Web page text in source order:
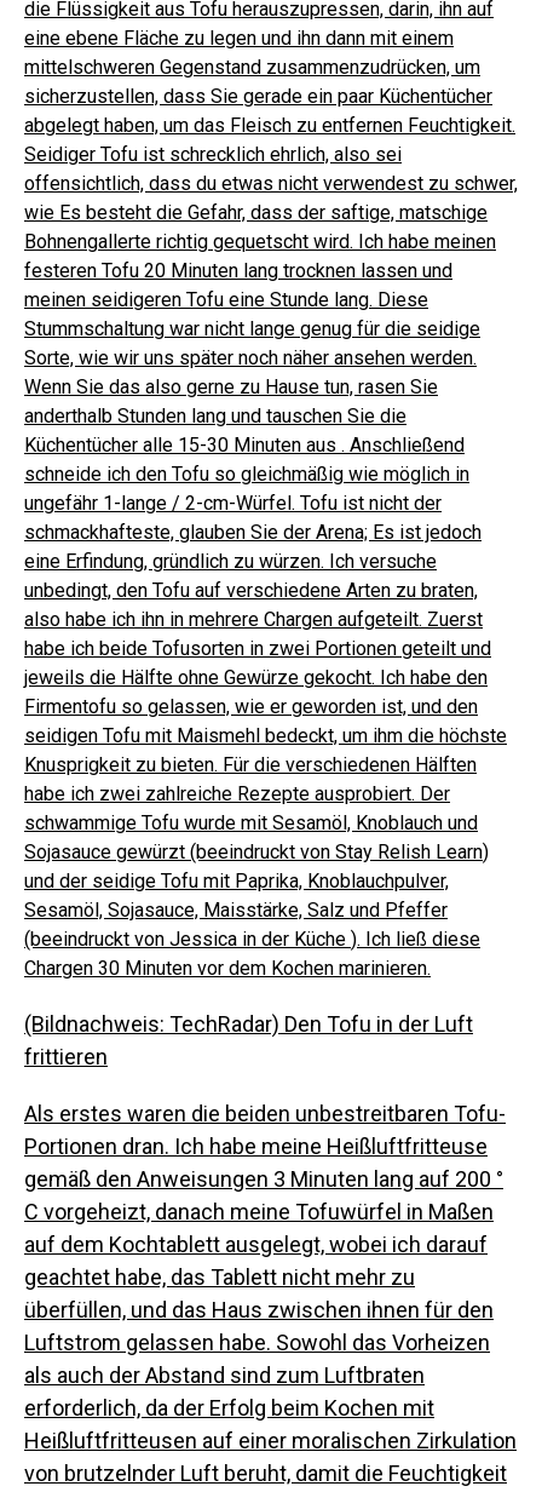
die Flüssigkeit aus Tofu herauszupressen, darin, ihn auf
eine ebene Fläche zu legen und ihn dann mit einem
mittelschweren Gegenstand zusammenzudrücken, um
sicherzustellen, dass Sie gerade ein paar Küchentücher
abgelegt haben, um das Fleisch zu entfernen Feuchtigkeit.
Seidiger Tofu ist schrecklich ehrlich, also sei
offensichtlich, dass du etwas nicht verwendest zu schwer,
wie Es besteht die Gefahr, dass der saftige, matschige
Bohnengallerte richtig gequetscht wird. Ich habe meinen
festeren Tofu 20 Minuten lang trocknen lassen und
meinen seidigeren Tofu eine Stunde lang. Diese
Stummschaltung war nicht lange genug für die seidige
Sorte, wie wir uns später noch näher ansehen werden.
Wenn Sie das also gerne zu Hause tun, rasen Sie
anderthalb Stunden lang und tauschen Sie die
Küchentücher alle 15-30 Minuten aus . Anschließend
schneide ich den Tofu so gleichmäßig wie möglich in
ungefähr 1-lange / 2-cm-Würfel. Tofu ist nicht der
schmackhafteste, glauben Sie der Arena; Es ist jedoch
eine Erfindung, gründlich zu würzen. Ich versuche
unbedingt, den Tofu auf verschiedene Arten zu braten,
also habe ich ihn in mehrere Chargen aufgeteilt. Zuerst
habe ich beide Tofusorten in zwei Portionen geteilt und
jeweils die Hälfte ohne Gewürze gekocht. Ich habe den
Firmentofu so gelassen, wie er geworden ist, und den
seidigen Tofu mit Maismehl bedeckt, um ihm die höchste
Knusprigkeit zu bieten. Für die verschiedenen Hälften
habe ich zwei zahlreiche Rezepte ausprobiert. Der
schwammige Tofu wurde mit Sesamöl, Knoblauch und
Sojasauce gewürzt (beeindruckt von Stay Relish Learn)
und der seidige Tofu mit Paprika, Knoblauchpulver,
Sesamöl, Sojasauce, Maisstärke, Salz und Pfeffer
(beeindruckt von Jessica in der Küche ). Ich ließ diese
Chargen 30 Minuten vor dem Kochen marinieren.
(Bildnachweis: TechRadar) Den Tofu in der Luft
frittieren
Als erstes waren die beiden unbestreitbaren Tofu-
Portionen dran. Ich habe meine Heißluftfritteuse
gemäß den Anweisungen 3 Minuten lang auf 200 °
C vorgeheizt, danach meine Tofuwürfel in Maßen
auf dem Kochtablett ausgelegt, wobei ich darauf
geachtet habe, das Tablett nicht mehr zu
überfüllen, und das Haus zwischen ihnen für den
Luftstrom gelassen habe. Sowohl das Vorheizen
als auch der Abstand sind zum Luftbraten
erforderlich, da der Erfolg beim Kochen mit
Heißluftfritteusen auf einer moralischen Zirkulation
von brutzelnder Luft beruht, damit die Feuchtigkeit